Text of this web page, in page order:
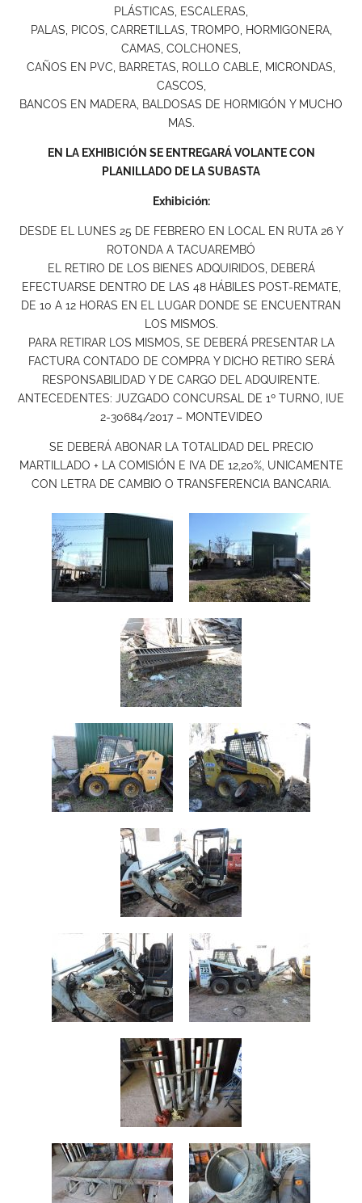
PLÁSTICAS, ESCALERAS,
PALAS, PICOS, CARRETILLAS, TROMPO, HORMIGONERA,
CAMAS, COLCHONES,
CAÑOS EN PVC, BARRETAS, ROLLO CABLE, MICRONDAS,
CASCOS,
BANCOS EN MADERA, BALDOSAS DE HORMIGÓN Y MUCHO
MAS.
EN LA EXHIBICIÓN SE ENTREGARÁ VOLANTE CON
PLANILLADO DE LA SUBASTA
Exhibición:
DESDE EL LUNES 25 DE FEBRERO EN LOCAL EN RUTA 26 Y
ROTONDA A TACUAREMBÓ
EL RETIRO DE LOS BIENES ADQUIRIDOS, DEBERÁ
EFECTUARSE DENTRO DE LAS 48 HÁBILES POST-REMATE,
DE 10 A 12 HORAS EN EL LUGAR DONDE SE ENCUENTRAN
LOS MISMOS.
PARA RETIRAR LOS MISMOS, SE DEBERÁ PRESENTAR LA
FACTURA CONTADO DE COMPRA Y DICHO RETIRO SERÁ
RESPONSABILIDAD Y DE CARGO DEL ADQUIRENTE.
ANTECEDENTES: JUZGADO CONCURSAL DE 1º TURNO, IUE
2-30684/2017 – MONTEVIDEO
SE DEBERÁ ABONAR LA TOTALIDAD DEL PRECIO
MARTILLADO + LA COMISIÓN E IVA DE 12,20%, UNICAMENTE
CON LETRA DE CAMBIO O TRANSFERENCIA BANCARIA.